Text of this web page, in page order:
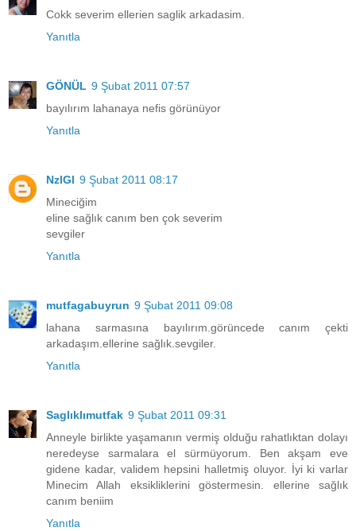
Cokk severim ellerien saglik arkadasim.
Yanıtla
GÖNÜL 9 Şubat 2011 07:57
bayılırım lahanaya nefis görünüyor
Yanıtla
NzlGl 9 Şubat 2011 08:17
Mineciğim
eline sağlık canım ben çok severim
sevgiler
Yanıtla
mutfagabuyrun 9 Şubat 2011 09:08
lahana sarmasına bayılırım.görüncede canım çekti
arkadaşım.ellerine sağlık.sevgiler.
Yanıtla
Saglıklımutfak 9 Şubat 2011 09:31
Anneyle birlikte yaşamanın vermiş olduğu rahatlıktan dolayı
neredeyse sarmalara el sürmüyorum. Ben akşam eve
gidene kadar, validem hepsini halletmiş oluyor. İyi ki varlar
Minecim Allah eksikliklerini göstermesin. ellerine sağlık
canım beniim
Yanıtla